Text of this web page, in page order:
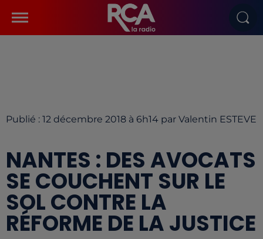
Publié : 12 décembre 2018 à 6h14 par Valentin ESTEVE
NANTES : DES AVOCATS
SE COUCHENT SUR LE
SOL CONTRE LA
RÉFORME DE LA JUSTICE